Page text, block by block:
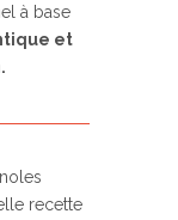
à base
et
recette